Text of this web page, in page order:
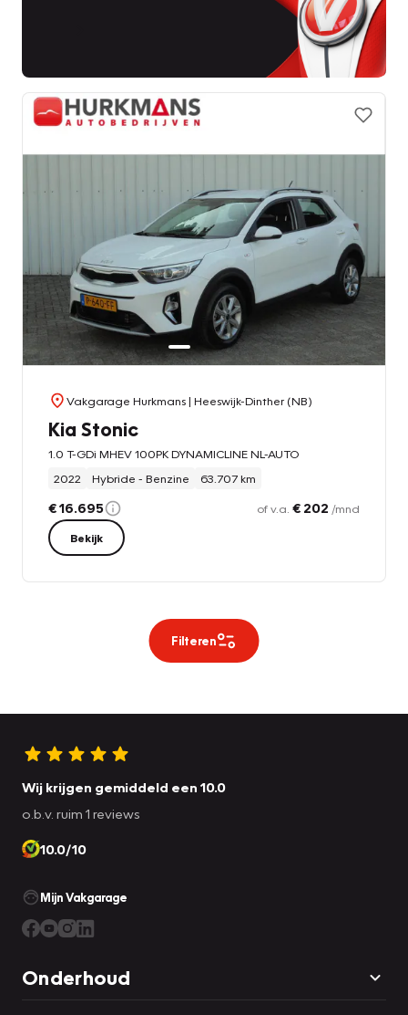
Vakgarage Hurkmans| Heeswijk-Dinther (NB)
Kia Stonic
1.0 T-GDi MHEV 100PK DYNAMICLINE NL-AUTO
2022
Hybride - Benzine 63.707 km
€ 16.695 of v.a. € 202 /mnd
Bekijk
Filteren
Wij krijgen gemiddeld een 10.0
o.b.v. ruim 1 reviews
10.0/10
Mijn Vakgarage
Onderhoud